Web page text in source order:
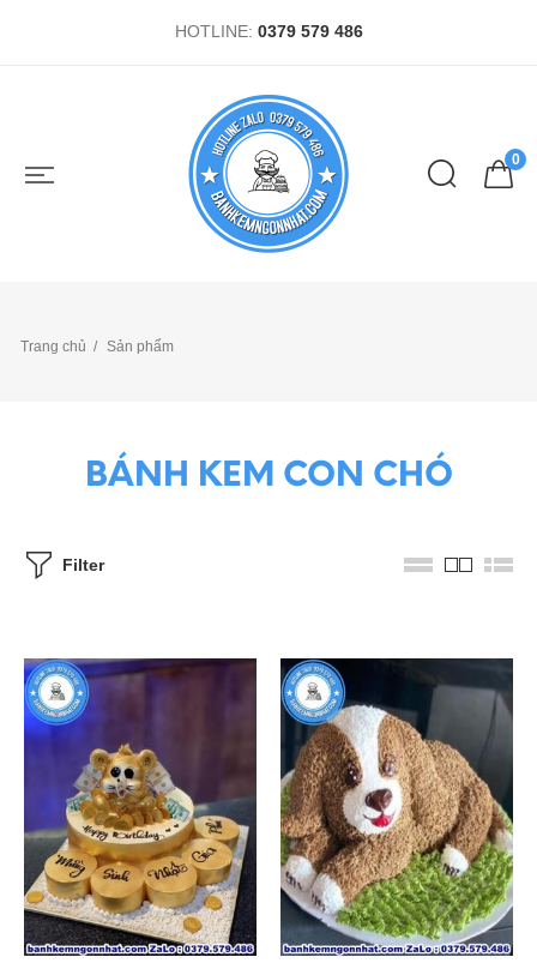
HOTLINE: 0379 579 486
0
Trang chủ Sản phẩm
BÁNH KEM CON CHÓ
Filter